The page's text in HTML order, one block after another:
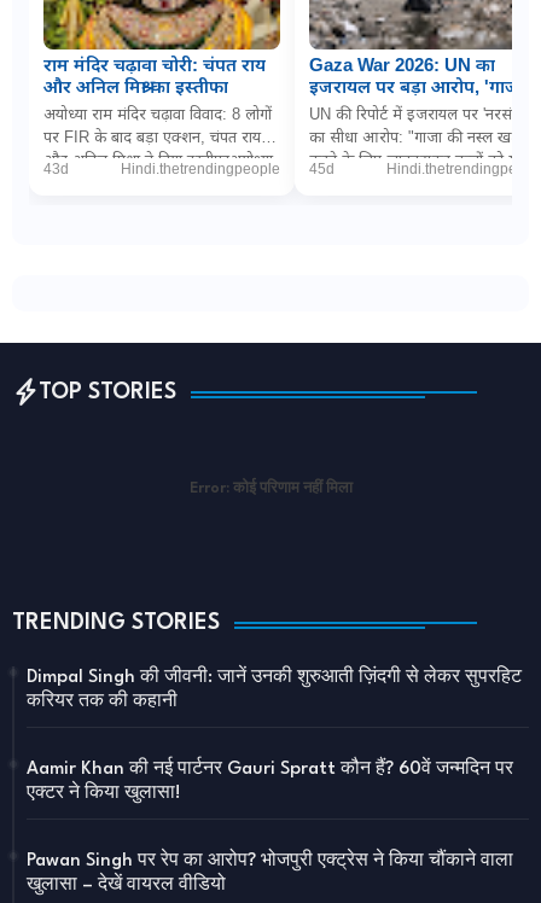
राम मंदिर चढ़ावा चोरी: चंपत राय
और अनिल मिश्रा का इस्तीफा
अयोध्या राम मंदिर चढ़ावा विवाद: 8 लोगों
पर FIR के बाद बड़ा एक्शन, चंपत राय
और अनिल मिश्रा ने दिया इस्तीफाअयोध्या
43d Hindi.thetrendingpeople
Gaza War 2026: UN का
इजरायल पर बड़ा आरोप, 'गाजा में
नरसंहार के लिए बच्चों को
जानबूझकर बना रहे निशाना'
UN की रिपोर्ट में इजरायल पर 'नरसंहार'
का सीधा आरोप: "गाजा की नस्ल खत्म
करने के लिए जानबूझकर बच्चों को मार
45d
TOP STORIES
Error: कोई परिणाम नहीं मिला
TRENDING STORIES
Dimpal Singh की जीवनी: जानें उनकी शुरुआती ज़िंदगी से लेकर सुपरहिट
करियर तक की कहानी
Aamir Khan की नई पार्टनर Gauri Spratt कौन हैं? 60वें जन्मदिन पर
एक्टर ने किया खुलासा!
Pawan Singh पर रेप का आरोप? भोजपुरी एक्ट्रेस ने किया चौंकाने वाला
खुलासा – देखें वायरल वीडियो